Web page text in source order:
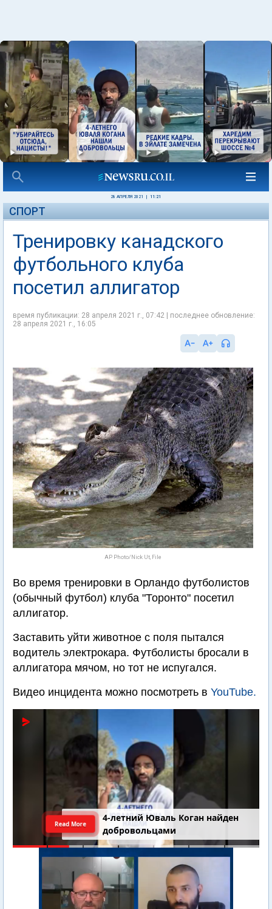
28 АПРЕЛЯ 2021 11:21
СПОРТ
Тренировку канадского
футбольного клуба
посетил аллигатор
время публикации: 28 апреля 2021 г., 07:42 | последнее обновление:
28 апреля 2021 г., 16:05
AP Photo/Nick Ut, File
Во время тренировки в Орландо футболистов
(обычный футбол) клуба "Торонто" посетил
аллигатор.
Заставить уйти животное с поля пытался
водитель электрокара. Футболисты бросали в
аллигатора мячом, но тот не испугался.
Видео инцидента можно посмотреть в YouTube.
4-летний Юваль Коган найден
добровольцами
Read More